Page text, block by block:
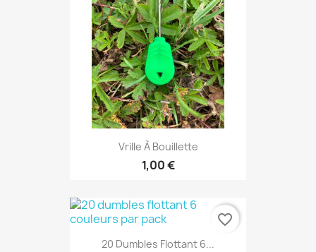
Vrille À Bouillette
1,00 €
20 Dumbles Flottant 6...
favorite_border